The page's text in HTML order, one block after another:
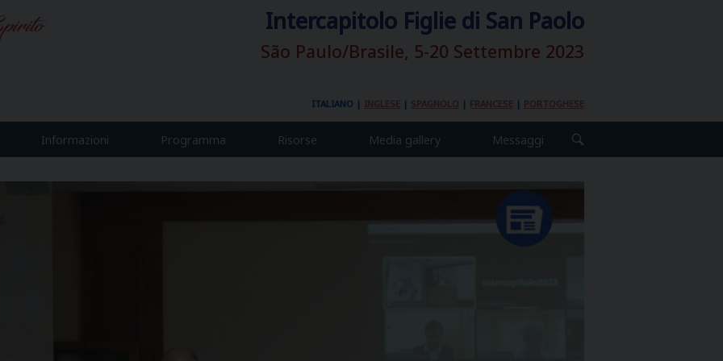
Intercapitolo Figlie di San Paolo
São Paulo/Brasile, 5-20 Settembre 2023
ITALIANO | INGLESE | SPAGNOLO | FRANCESE | PORTOGHESE
Informazioni Programma Risorse Media gallery Messaggi
OPEN